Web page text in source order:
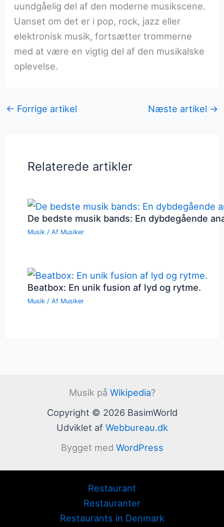
uundgåelig del af den moderne musikscene.
Uanset om det er i pop, rock, jazz eller
elektronisk musik, fortsætter trommerne
med at være en vigtig del af den musikalske
oplevelse.
← Forrige artikel Næste artikel →
Relaterede artikler
De bedste musik bands: En dybdegående
Musik / Af Musiker
Beatbox: En unik fusion af lyd og rytme.
Musik / Af Musiker
Musik på Wikipedia?
Copyright © 2026 BasimWorld
Udviklet af Webbureau.dk
Bygget med WordPress
Restaurant
Restauranter
Restaurants in Denmark